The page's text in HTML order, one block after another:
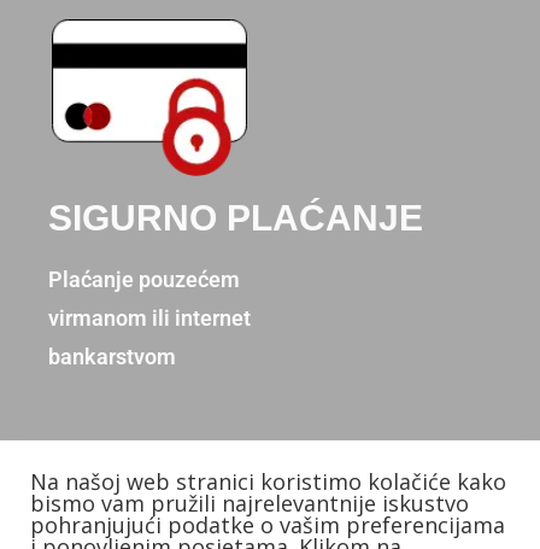
SIGURNO PLAĆANJE
Plaćanje pouzećem
virmanom ili internet
bankarstvom
Copyright © 2026. Donum d.o.o.
Izradio: KB Studios
Na našoj web stranici koristimo kolačiće kako
bismo vam pružili najrelevantnije iskustvo
pohranjujući podatke o vašim preferencijama